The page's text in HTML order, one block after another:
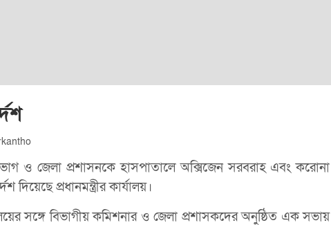
ও জেলা প্রশাসনকে হাসপাতালে অক্সিজেন সরবরাহ এবং করোনা
প্রধানমন্ত্রীর কার্যালয়।
সঙ্গে বিভাগীয় কমিশনার ও জেলা প্রশাসকদের অনুষ্ঠিত এক সভায়